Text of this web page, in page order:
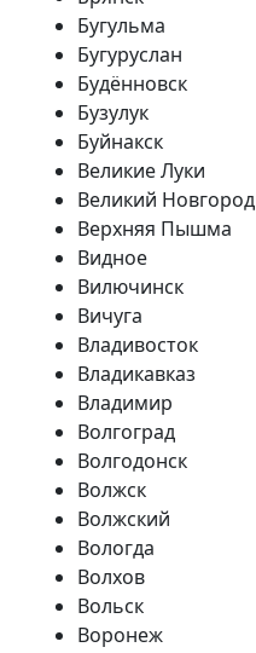
Бугульма
Бугуруслан
Будённовск
Бузулук
Буйнакск
Великие Луки
Великий Новгород
Верхняя Пышма
Видное
Вилючинск
Вичуга
Владивосток
Владикавказ
Владимир
Волгоград
Волгодонск
Волжск
Волжский
Вологда
Волхов
Вольск
Воронеж